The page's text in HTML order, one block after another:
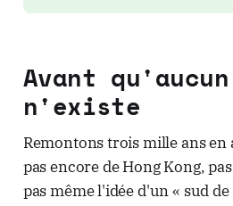
Avant qu'aucun
n'existe
Remontons trois mille ans
pas encore de Hong Kong,
pas même l'idée d'un « sud